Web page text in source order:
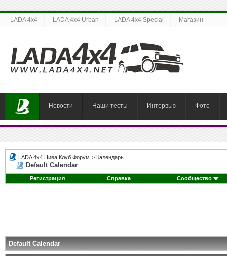
LADA 4x4 LADA 4x4 Urban LADA 4x4 Special Магазин
Новости Наши тесты Интервью Фото
LADA 4x4 Нива Клуб Форум > Календарь
Default Calendar
Регистрация Справка Сообщество
Default Calendar